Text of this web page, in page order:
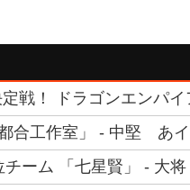
戦！ ドラゴンエンパ
合工作室」 - 中堅 あ
チーム 「七星賢」 - 大